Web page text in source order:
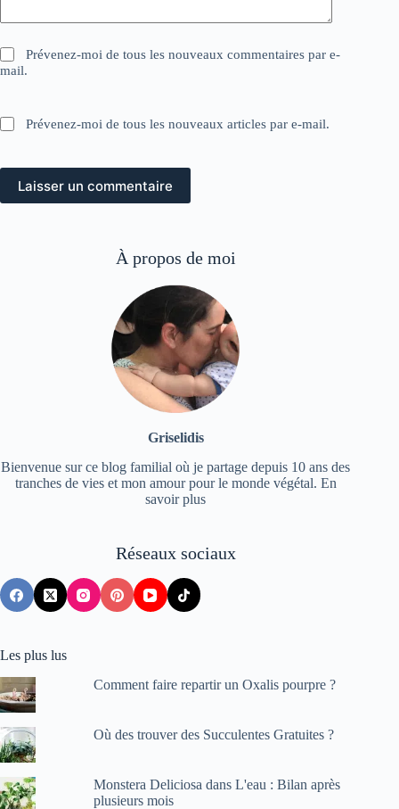
Prévenez-moi de tous les nouveaux commentaires par e-
mail.
Prévenez-moi de tous les nouveaux articles par e-mail.
Laisser un commentaire
À propos de moi
Griselidis
Bienvenue sur ce blog familial où je partage depuis 10 ans des
tranches de vies et mon amour pour le monde végétal. En
savoir plus
Réseaux sociaux
Les plus lus
Comment faire repartir un Oxalis pourpre ?
Où des trouver des Succulentes Gratuites ?
Monstera Deliciosa dans L'eau : Bilan après
plusieurs mois